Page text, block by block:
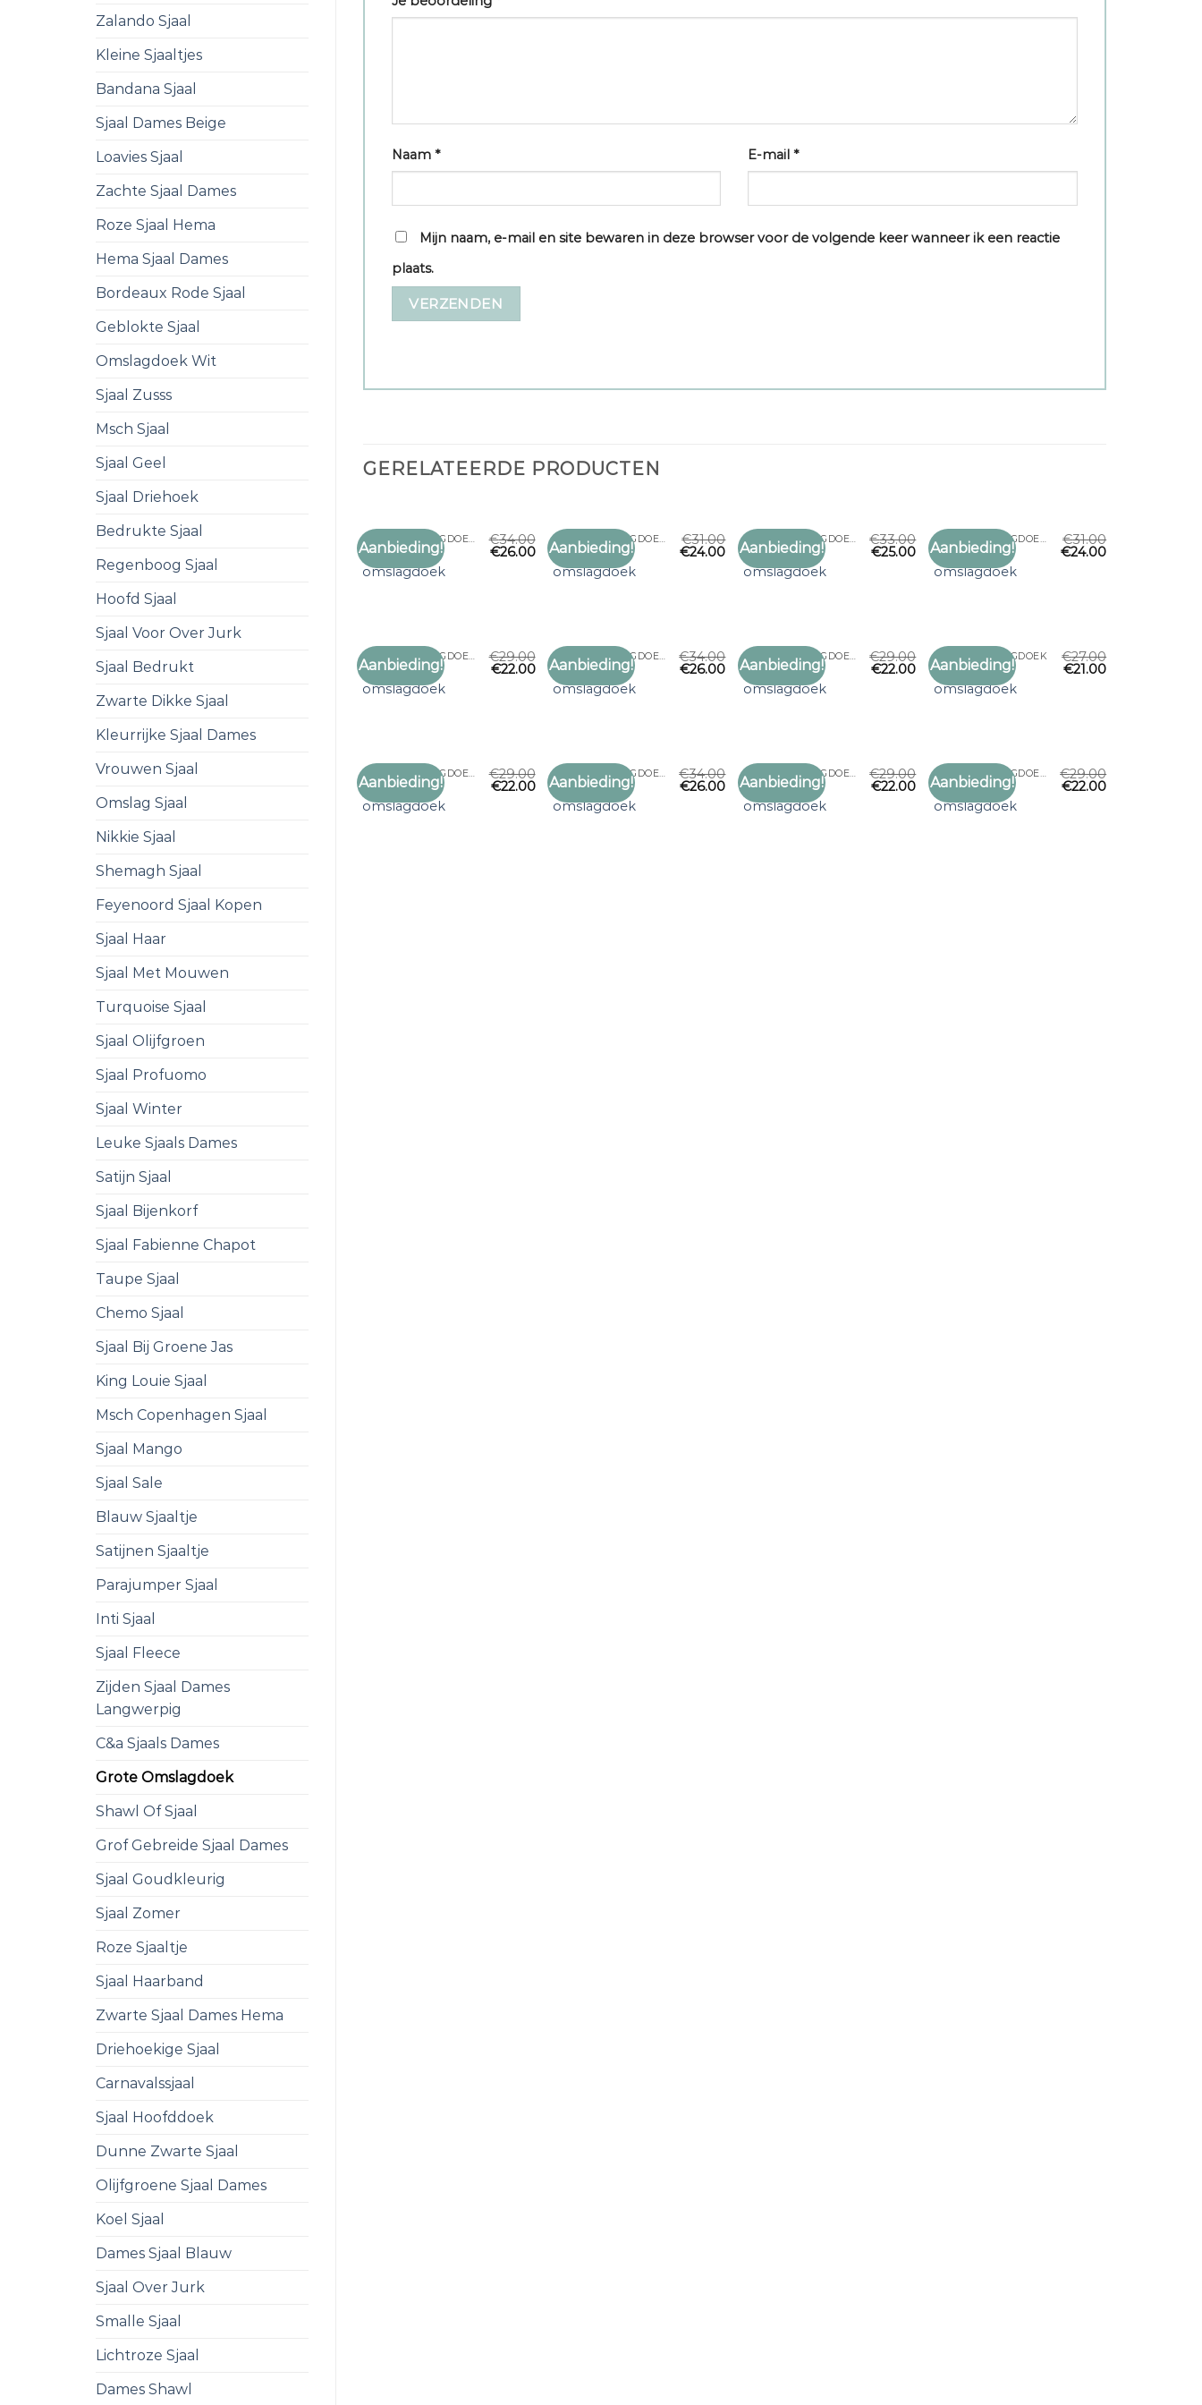
Zalando Sjaal
Kleine Sjaaltjes
Bandana Sjaal
Sjaal Dames Beige
Loavies Sjaal
Zachte Sjaal Dames
Roze Sjaal Hema
Hema Sjaal Dames
Bordeaux Rode Sjaal
Geblokte Sjaal
Omslagdoek Wit
Sjaal Zusss
Msch Sjaal
Sjaal Geel
Sjaal Driehoek
Bedrukte Sjaal
Regenboog Sjaal
Hoofd Sjaal
Sjaal Voor Over Jurk
Sjaal Bedrukt
Zwarte Dikke Sjaal
Kleurrijke Sjaal Dames
Vrouwen Sjaal
Omslag Sjaal
Nikkie Sjaal
Shemagh Sjaal
Feyenoord Sjaal Kopen
Sjaal Haar
Sjaal Met Mouwen
Turquoise Sjaal
Sjaal Olijfgroen
Sjaal Profuomo
Sjaal Winter
Leuke Sjaals Dames
Satijn Sjaal
Sjaal Bijenkorf
Sjaal Fabienne Chapot
Taupe Sjaal
Chemo Sjaal
Sjaal Bij Groene Jas
King Louie Sjaal
Msch Copenhagen Sjaal
Sjaal Mango
Sjaal Sale
Blauw Sjaaltje
Satijnen Sjaaltje
Parajumper Sjaal
Inti Sjaal
Sjaal Fleece
Zijden Sjaal Dames
Langwerpig
C&a Sjaals Dames
Grote Omslagdoek
Shawl Of Sjaal
Grof Gebreide Sjaal Dames
Sjaal Goudkleurig
Sjaal Zomer
Roze Sjaaltje
Sjaal Haarband
Zwarte Sjaal Dames Hema
Driehoekige Sjaal
Carnavalssjaal
Sjaal Hoofddoek
Dunne Zwarte Sjaal
Olijfgroene Sjaal Dames
Koel Sjaal
Dames Sjaal Blauw
Sjaal Over Jurk
Smalle Sjaal
Lichtroze Sjaal
Dames Shawl
Naam * E-mail*
Mijn naam, e-mail en site bewaren in deze browser voor de volgende keer wanneer ik een reactie
plaats.
GERELATEERDE PRODUCTEN
Aanbieding!
Toevoegen
GROTE OMSLAGDOEK
grote
omslagdoek
€34.00
€26.00 Aanbieding!
Toevoegen
GROTE OMSLAGDOEK
grote
omslagdoek
€31.00
€24.00 Aanbieding!
Toevoegen
GROTE OMSLAGDOEK
grote
omslagdoek
€33.00
€25.00 Aanbieding!
Toevoegen
GROTE OMSLAGDOEK
grote
omslagdoek
€31.00
€24.00
Aanbieding!
Toevoegen
GROTE OMSLAGDOEK
grote
omslagdoek
€29.00
€22.00 Aanbieding!
Toevoegen
GROTE OMSLAGDOEK
grote
omslagdoek
€34.00
€26.00 Aanbieding!
Toevoegen
GROTE OMSLAGDOEK
grote
omslagdoek
€29.00
€22.00 Aanbieding!
Toevoegen
GROTE OMSLAGDOEK
grote
omslagdoek
€27.00
€21.00
Aanbieding!
Toevoegen
GROTE OMSLAGDOEK
grote
omslagdoek
€29.00
€22.00 Aanbieding!
Toevoegen
GROTE OMSLAGDOEK
grote
omslagdoek
€34.00
€26.00 Aanbieding!
Toevoegen
GROTE OMSLAGDOEK
grote
omslagdoek
€29.00
€22.00 Aanbieding!
Toevoegen
GROTE OMSLAGDOEK
grote
omslagdoek
€29.00
€22.00